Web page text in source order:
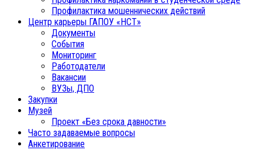
Профилактика мошеннических действий
Центр карьеры ГАПОУ «НСТ»
Документы
События
Мониторинг
Работодатели
Вакансии
ВУЗы, ДПО
Закупки
Музей
Проект «Без срока давности»
Часто задаваемые вопросы
Анкетирование